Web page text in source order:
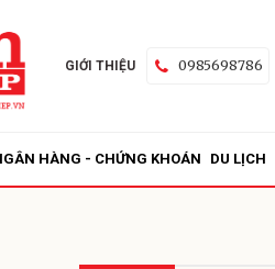
GIỚI THIỆU 0985698786
HÀNG - CHỨNG KHOÁN DU LỊCH